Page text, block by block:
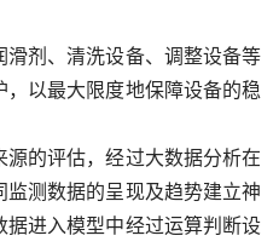
剂、清洗设备、调整设备等
以最大限度地保障设备的稳
的评估，经过大数据分析在
测数据的呈现及趋势建立神
进入模型中经过运算判断设